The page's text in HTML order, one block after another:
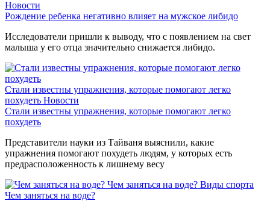
Новости
Рождение ребенка негативно влияет на мужское либидо
Исследователи пришли к выводу, что с появлением на свет
малыша у его отца значительно снижается либидо.
Стали известны упражнения, которые помогают легко
похудеть Новости
Стали известны упражнения, которые помогают легко
похудеть
Представители науки из Тайваня выяснили, какие
упражнения помогают похудеть людям, у которых есть
предрасположенность к лишнему весу
Чем заняться на воде? Виды спорта
Чем заняться на воде?